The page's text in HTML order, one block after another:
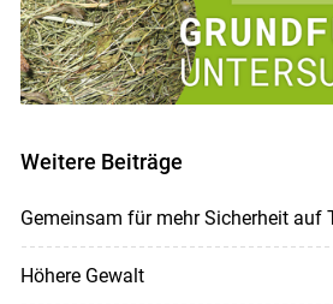
Weitere Beiträge
Gemeinsam für mehr Sicherheit auf
Höhere Gewalt